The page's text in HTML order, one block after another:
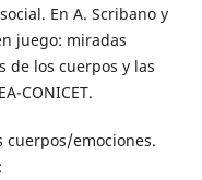
En A. Scribano y
juego: miradas
de los cuerpos y las
CONICET.
cuerpos/emociones.